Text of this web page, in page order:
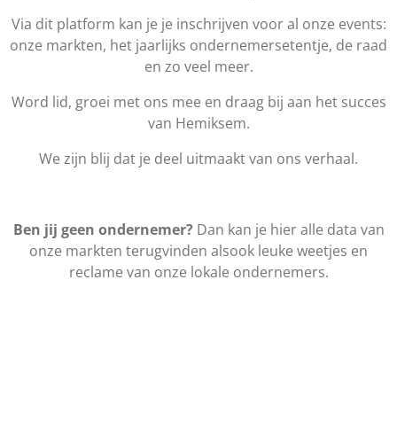
Via dit platform kan je je inschrijven voor al onze events:
onze markten, het jaarlijks ondernemersetentje, de raad
en zo veel meer.
Word lid, groei met ons mee en draag bij aan het succes
van Hemiksem.
We zijn blij dat je deel uitmaakt van ons verhaal.
Ben jij geen ondernemer? Dan kan je hier alle data van
onze markten terugvinden alsook leuke weetjes en
reclame van onze lokale ondernemers.